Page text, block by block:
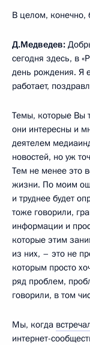
В целом, конечно,
Д.Медведев:
сегодня здесь, в
день рождения. Я
работает,
Темы, которые Вы
они интересны и
деятелем
новостей, но уж
Тем не менее это
жизни. По моим
и труднее будет
тоже говорили,
информации и
которые этим
из них, – это не
которым просто
ряд проблем,
говорили, в том
Мы, когда
интернет-